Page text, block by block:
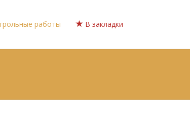
работы В закладки